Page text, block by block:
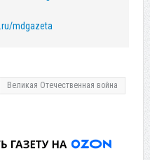
mdgazeta
Великая Отечественная война